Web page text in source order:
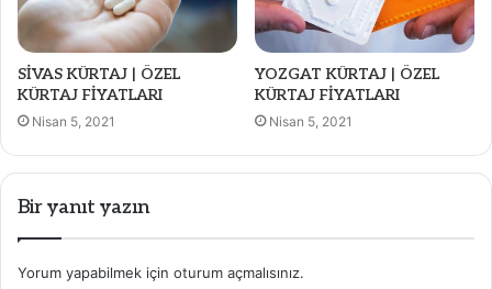
SİVAS KÜRTAJ | ÖZEL
KÜRTAJ FİYATLARI
Nisan 5, 2021
YOZGAT KÜRTAJ | ÖZEL
KÜRTAJ FİYATLARI
Nisan 5, 2021
Bir yanıt yazın
Yorum yapabilmek için oturum açmalısınız.